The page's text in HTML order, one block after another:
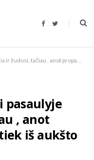
F
b
o
T
t
r
pasaulyje
, anot
iš aukšto